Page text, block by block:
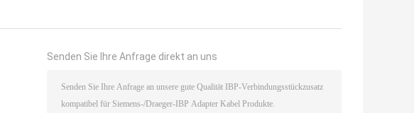
Senden Sie Ihre Anfrage direkt an uns